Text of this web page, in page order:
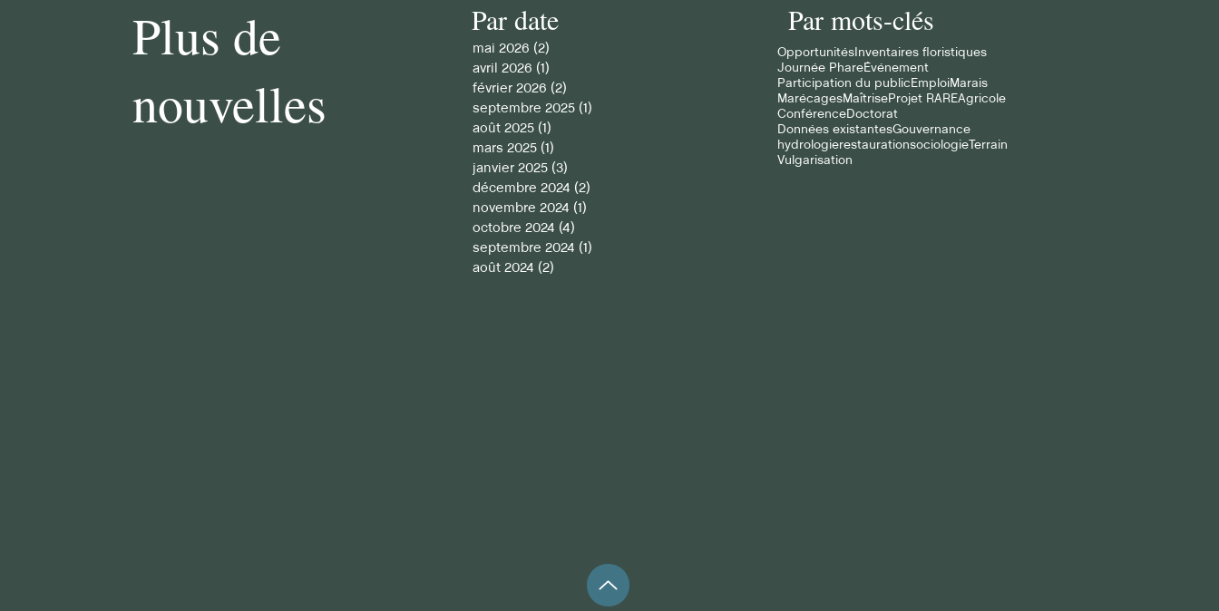
Plus de
nouvelles
Par date
mai 2026 (2)
avril 2026 (1)
février 2026 (2)
septembre 2025 (1)
août 2025 (1)
mars 2025 (1)
janvier 2025 (3)
décembre 2024 (2)
novembre 2024 (1)
octobre 2024 (4)
septembre 2024 (1)
août 2024 (2)
Par mots-clés
OpportunitésInventaires floristiques
Journée PhareÉvénement
Participation du publicEmploiMarais
MarécagesMaîtriseProjet RAREAgricole
ConférenceDoctorat
Données existantesGouvernance
hydrologierestaurationsociologieTerrain
Vulgarisation